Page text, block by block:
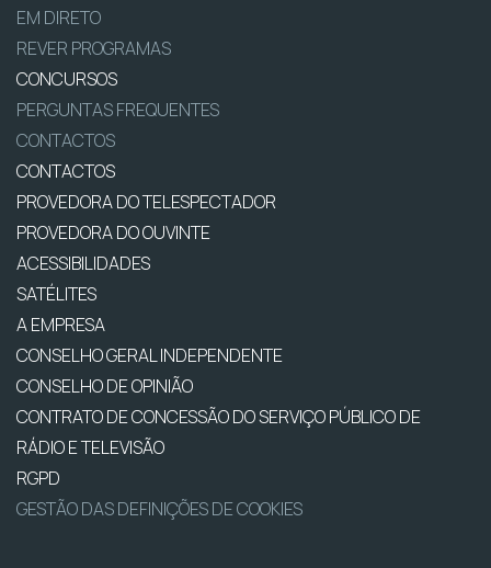
EM DIRETO
REVER PROGRAMAS
CONCURSOS
PERGUNTAS FREQUENTES
CONTACTOS
CONTACTOS
PROVEDORA DO TELESPECTADOR
PROVEDORA DO OUVINTE
ACESSIBILIDADES
SATÉLITES
A EMPRESA
CONSELHO GERAL INDEPENDENTE
CONSELHO DE OPINIÃO
CONTRATO DE CONCESSÃO DO SERVIÇO PÚBLICO DE
RÁDIO E TELEVISÃO
RGPD
GESTÃO DAS DEFINIÇÕES DE COOKIES